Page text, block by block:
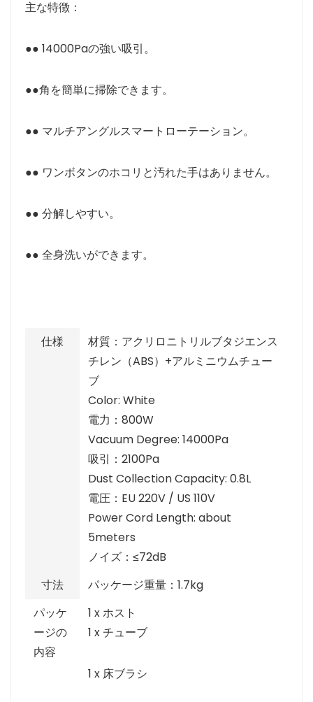
主な特徴：
●● 14000Paの強い吸引。
●●角を簡単に掃除できます。
●● マルチアングルスマートローテーション。
●● ワンボタンのホコリと汚れた手はありません。
●● 分解しやすい。
●● 全身洗いができます。
仕様
材質：アクリロニトリルブタジエンス
チレン（ABS）+アルミニウムチュー
ブ
Color: White
電力：800W
Vacuum Degree: 14000Pa
吸引：2100Pa
Dust Collection Capacity: 0.8L
電圧：EU 220V / US 110V
Power Cord Length: about
5meters
ノイズ：≤72dB
寸法
パッケージ重量：1.7kg
パッケ
ージの
内容
1 x ホスト
1 x チューブ
1 x 床ブラシ